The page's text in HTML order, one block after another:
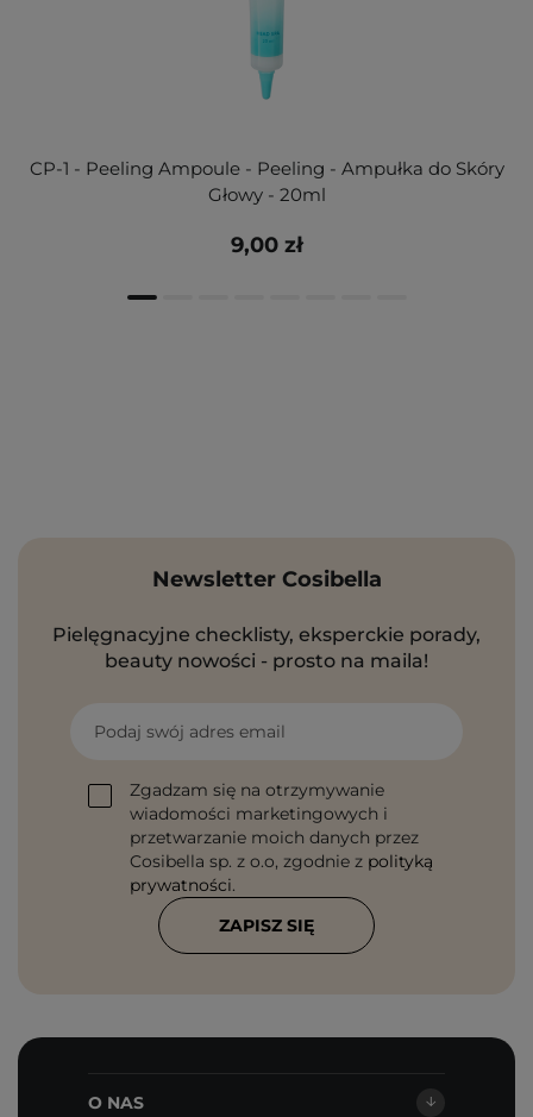
CP-1 - Peeling Ampoule - Peeling - Ampułka do Skóry
Głowy - 20ml
9,00 zł
Newsletter Cosibella
Pielęgnacyjne checklisty, eksperckie porady,
beauty nowości - prosto na maila!
Podaj swój adres email
Zgadzam się na otrzymywanie
wiadomości marketingowych i
przetwarzanie moich danych przez
Cosibella sp. z o.o, zgodnie z polityką
prywatności.
ZAPISZ SIĘ
O NAS